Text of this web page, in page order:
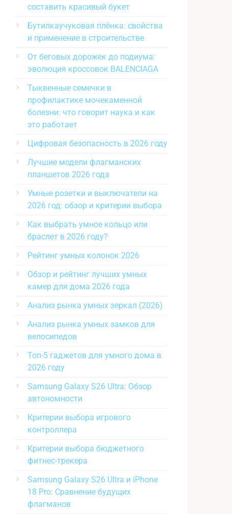
составить красивый букет
Бутилкаучуковая плёнка: свойства
и применение в строительстве
От беговых дорожек до подиума:
эволюция кроссовок BALENCIAGA
Тыквенные семечки в
профилактике мочекаменной
болезни: что говорит наука и как
это работает
Цифровая безопасность в 2026 году
Лучшие модели флагманских
планшетов 2026 года
Умные розетки и выключатели на
2026 год: обзор и критерии выбора
Как выбрать умное кольцо или
браслет в 2026 году?
Рейтинг умных колонок 2026
Обзор и рейтинг лучших умных
камер для дома 2026 года
Анализ рынка умных зеркал (2026)
Анализ рынка умных замков для
велосипедов
Топ-5 гаджетов для умного дома в
2026 году
Samsung Galaxy S26 Ultra: Обзор
автономности
Критерии выбора игрового
контроллера
Критерии выбора бюджетного
фитнес-трекера
Samsung Galaxy S26 Ultra и iPhone
18 Pro: Сравнение будущих
флагманов